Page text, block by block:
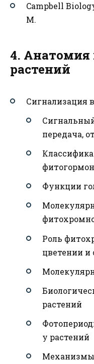
Campbell
М.
4. Анатомия
растений
Сигнализация
передача,
Функции
Роль
цветении и
растений
у растений
Механизмы